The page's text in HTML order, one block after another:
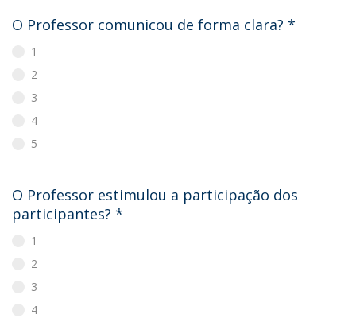
O Professor comunicou de forma clara? *
1
2
3
4
5
O Professor estimulou a participação dos
participantes? *
1
2
3
4